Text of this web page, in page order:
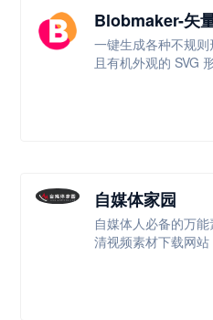
Blobmaker-矢
一键生成各种不规
且有机外观的 SVG
自媒体家园
自媒体人必备的万
清视频素材下载网站